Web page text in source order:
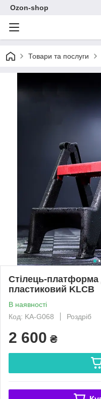
Ozon-shop
Товари та послуги
Стілець-платформа
пластиковий KLCB
В наявності
Код: KA-G068
Роздріб
2 600 ₴